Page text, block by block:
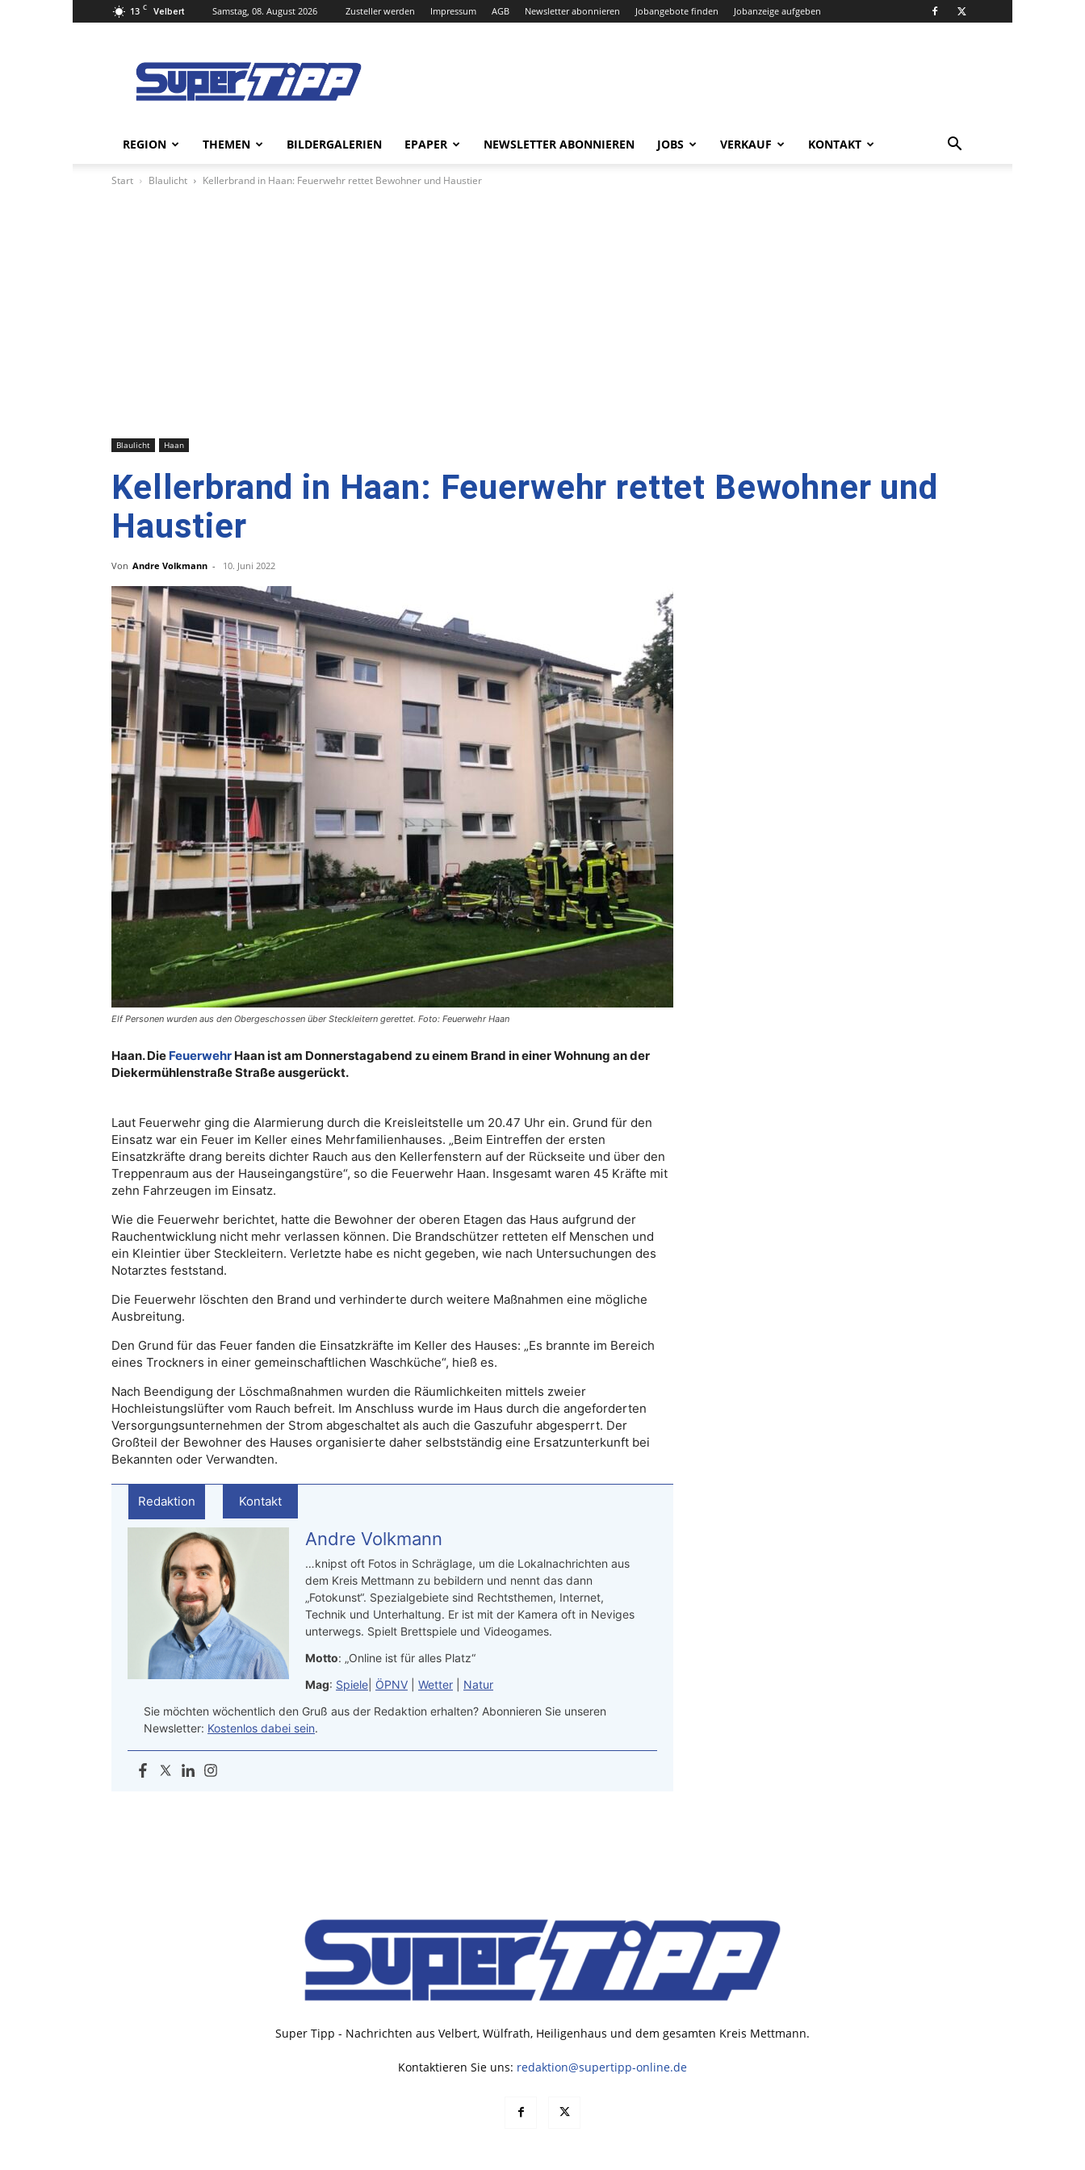
13 C Velbert Samstag, 08. August 2026 Zusteller werden Impressum AGB Newsletter abonnieren Jobangebote finden Jobanzeige aufgeben
Tipp
Online
REGION THEMEN BILDERGALERIEN EPAPER NEWSLETTER ABONNIEREN JOBS VERKAUF KONTAKT
Start Blaulicht Kellerbrand in Haan: Feuerwehr rettet Bewohner und Haustier
Blaulicht Haan
Kellerbrand in Haan: Feuerwehr rettet Bewohner und
Haustier
Von Andre Volkmann - 10. Juni 2022
Elf Personen wurden aus den Obergeschossen über Steckleitern gerettet. Foto: Feuerwehr Haan
Haan. Die Feuerwehr Haan ist am Donnerstagabend zu einem Brand in einer Wohnung an der
Diekermühlenstraße Straße ausgerückt.
Laut Feuerwehr ging die Alarmierung durch die Kreisleitstelle um 20.47 Uhr ein. Grund für den
Einsatz war ein Feuer im Keller eines Mehrfamilienhauses. „Beim Eintreffen der ersten
Einsatzkräfte drang bereits dichter Rauch aus den Kellerfenstern auf der Rückseite und über den
Treppenraum aus der Hauseingangstüre“, so die Feuerwehr Haan. Insgesamt waren 45 Kräfte mit
zehn Fahrzeugen im Einsatz.
Wie die Feuerwehr berichtet, hatte die Bewohner der oberen Etagen das Haus aufgrund der
Rauchentwicklung nicht mehr verlassen können. Die Brandschützer retteten elf Menschen und
ein Kleintier über Steckleitern. Verletzte habe es nicht gegeben, wie nach Untersuchungen des
Notarztes feststand.
Die Feuerwehr löschten den Brand und verhinderte durch weitere Maßnahmen eine mögliche
Ausbreitung.
Den Grund für das Feuer fanden die Einsatzkräfte im Keller des Hauses: „Es brannte im Bereich
eines Trockners in einer gemeinschaftlichen Waschküche“, hieß es.
Nach Beendigung der Löschmaßnahmen wurden die Räumlichkeiten mittels zweier
Hochleistungslüfter vom Rauch befreit. Im Anschluss wurde im Haus durch die angeforderten
Versorgungsunternehmen der Strom abgeschaltet als auch die Gaszufuhr abgesperrt. Der
Großteil der Bewohner des Hauses organisierte daher selbstständig eine Ersatzunterkunft bei
Bekannten oder Verwandten.
Redaktion Kontakt
Andre Volkmann
…knipst oft Fotos in Schräglage, um die Lokalnachrichten aus
dem Kreis Mettmann zu bebildern und nennt das dann
„Fotokunst“. Spezialgebiete sind Rechtsthemen, Internet,
Technik und Unterhaltung. Er ist mit der Kamera oft in Neviges
unterwegs. Spielt Brettspiele und Videogames.
Motto: „Online ist für alles Platz“
Mag: Spiele ÖPNV Wetter
Natur
Sie möchten wöchentlich den Gruß aus der Redaktion erhalten? Abonnieren Sie unseren
Newsletter: Kostenlos dabei sein.
Super Tipp - Nachrichten aus Velbert, Wülfrath, Heiligenhaus und dem gesamten Kreis Mettmann.
Kontaktieren Sie uns: redaktion@supertipp-online.de